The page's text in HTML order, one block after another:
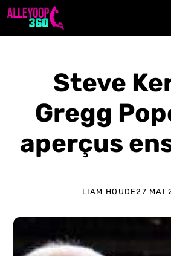
Aller
Steve
Gregg
aperçus
LIAM HOUDE27 MAI